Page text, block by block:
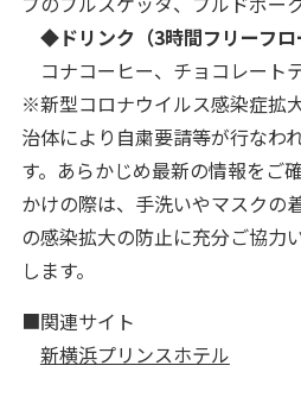
◆ドリンク（3時間フリーフロ
コナコーヒー、チョコレート
※新型コロナウイルス感染症拡
治体により自粛要請等が行なわ
す。あらかじめ最新の情報をご
かけの際は、手洗いやマスクの
の感染拡大の防止に充分ご協力
します。
■関連サイト
新横浜プリンスホテル